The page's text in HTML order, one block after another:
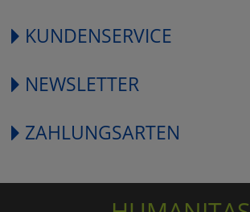
KUNDENSERVICE
NEWSLETTER
ZAHLUNGSARTEN